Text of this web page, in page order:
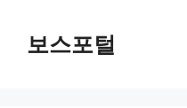
보스포털